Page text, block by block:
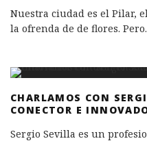
Nuestra ciudad es el Pilar,
la ofrenda de de flores. Pero
CHARLAMOS CON
CONECTOR E
Sergio Sevilla es un